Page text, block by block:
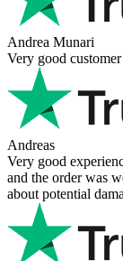
Andrea Munari
Very good
Andreas
Very good
and the order was
about potential